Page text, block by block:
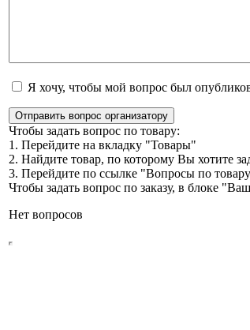
Я хочу, чтобы мой вопрос был
Отправить вопрос организатору
Чтобы задать вопрос по товару:
1. Перейдите на вкладку "Товары"
2. Найдите товар, по которому Вы хотите
3. Перейдите по ссылке "Вопросы по
Чтобы задать вопрос по заказу, в блоке
Нет вопросов